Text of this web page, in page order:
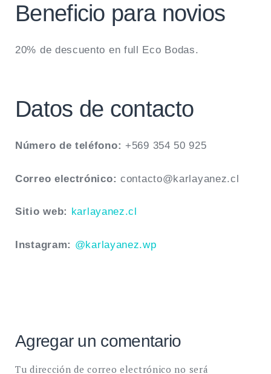
Beneficio para novios
20% de descuento en full Eco Bodas.
Datos de contacto
Número de teléfono: +569 354 50 925
Correo electrónico: contacto@karlayanez.cl
Sitio web: karlayanez.cl
Instagram: @karlayanez.wp
Agregar un comentario
Tu dirección de correo electrónico no será